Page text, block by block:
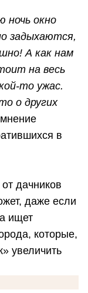
ночь окно
задыхаются,
А как нам
на весь
то ужас.
о других
в
дачников
даже если
ищет
которые,
увеличить